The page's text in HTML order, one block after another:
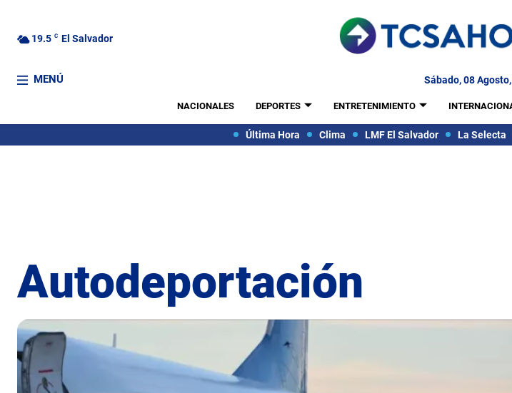
19.5 C El Salvador
MENÚ Sábado, 08
NACIONALES DEPORTES ENTRETENIMIENTO
Última Hora Clima LMF El Salvador La Selecta
Autodeportación